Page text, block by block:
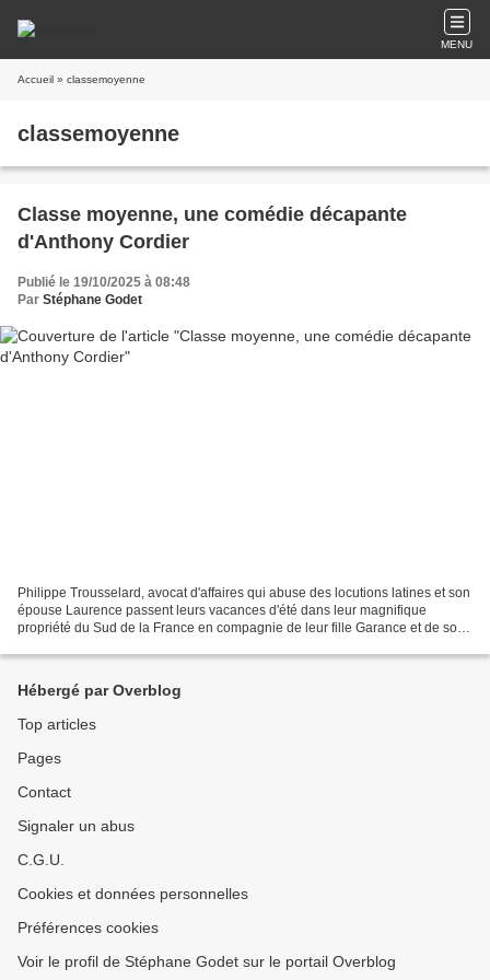
MENU
Accueil » classemoyenne
classemoyenne
Classe moyenne, une comédie décapante
d'Anthony Cordier
Publié le 19/10/2025 à 08:48
Par Stéphane Godet
Philippe Trousselard, avocat d'affaires qui abuse des locutions latines et son
épouse Laurence passent leurs vacances d'été dans leur magnifique
propriété du Sud de la France en compagnie de leur fille Garance et de son
Hébergé par Overblog
Top articles
Pages
Contact
Signaler un abus
C.G.U.
Cookies et données personnelles
Préférences cookies
Voir le profil de Stéphane Godet sur le portail Overblog